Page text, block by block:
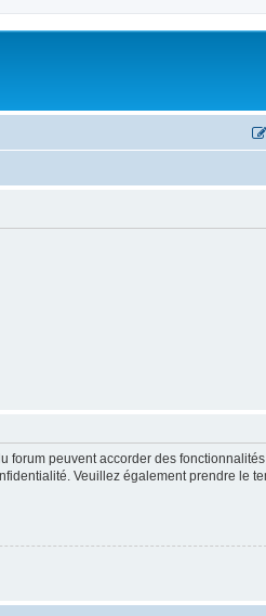
forum peuvent accorder des
Veuillez également prendre le